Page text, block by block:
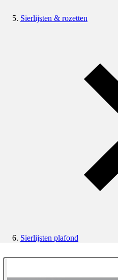
Sierlijsten & rozetten
Sierlijsten plafond